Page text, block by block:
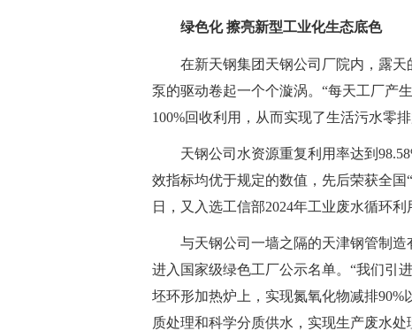
绿色化 擦亮新型工业化生态底色
在新天钢集团天钢公司厂院内，露
泵的驱动卷起一个个漩涡。“每天工厂产
100%回收利用，从而实现了生活污水零
天钢公司水资源重复利用率达到
效指标均优于规定的数值，先后荣获全国
日，又入选工信部2024年工业废水循环利
与天钢公司一墙之隔的天津钢管制
进入国家级绿色工厂公示名单。“我们引
坯环形加热炉上，实现氮氧化物减排
质处理和科学分质供水，实现生产废水